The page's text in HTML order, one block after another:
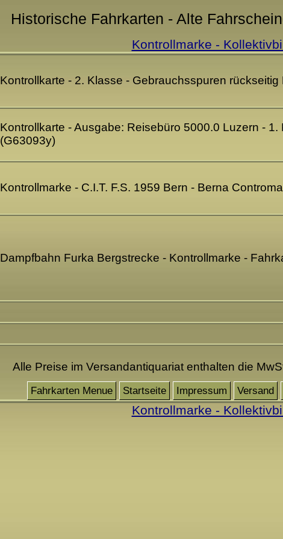
Historische Fahrkarten - Alte
Kontrollmarke -
Kontrollkarte - 2. Klasse - Gebrauchsspuren
Kontrollkarte - Ausgabe: Reisebüro 5000.0 Luzern -
(G63093y)
Kontrollmarke - C.I.T. F.S. 1959 Bern - Berna
Dampfbahn Furka Bergstrecke - Kontrollmarke -
Alle Preise im Versandantiquariat enthalten die
Fahrkarten Menue Startseite Impressum Versand
Kontrollmarke -